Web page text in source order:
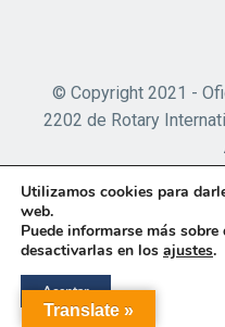
© Copyright 2021 -
2202 de Rotary
Translate »
Utilizamos cookies para
web.
Puede informarse más
desactivarlas en los ajustes.
Aceptar